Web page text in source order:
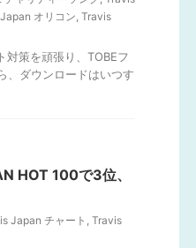
オリコン, Travis
対策を頑張り、TOBEフ
、ダウンロードはいつす
HOT 100で3位、
Japan チャート , Travis